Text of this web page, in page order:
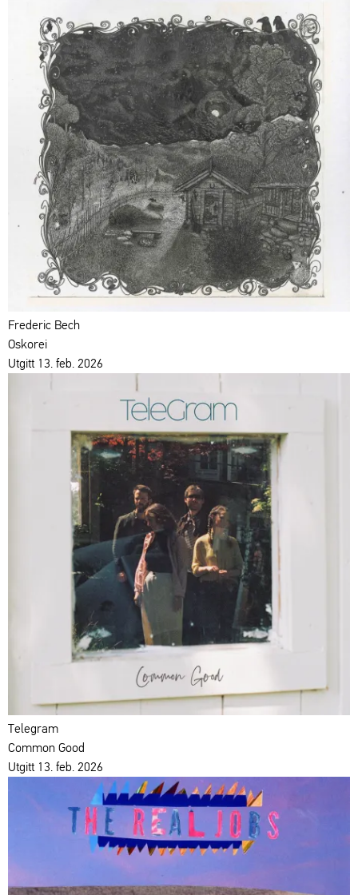
Frederic Bech
Oskorei
Utgitt 13. feb. 2026
Telegram
Common Good
Utgitt 13. feb. 2026